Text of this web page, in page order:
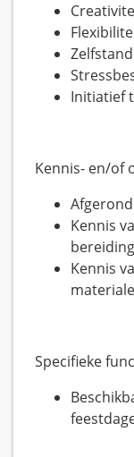
Initiatief
Kennis- en/of
Kennis
Kennis
Specifieke